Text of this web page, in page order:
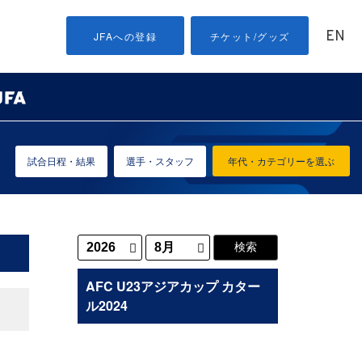
JFAへの登録 チケット/グッズ EN
年代・カテゴリーを選ぶ
試合日程・結果 選手・スタッフ
AFC U23アジアカップ カター
ル2024